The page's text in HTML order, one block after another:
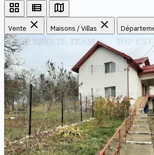
grid_view view_list map
Vente close Maisons / Villas close